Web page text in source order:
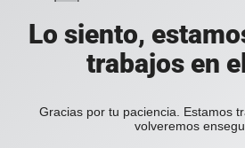
Lo siento,
trabajos en
Gracias por tu paciencia. Estamos
volveremos